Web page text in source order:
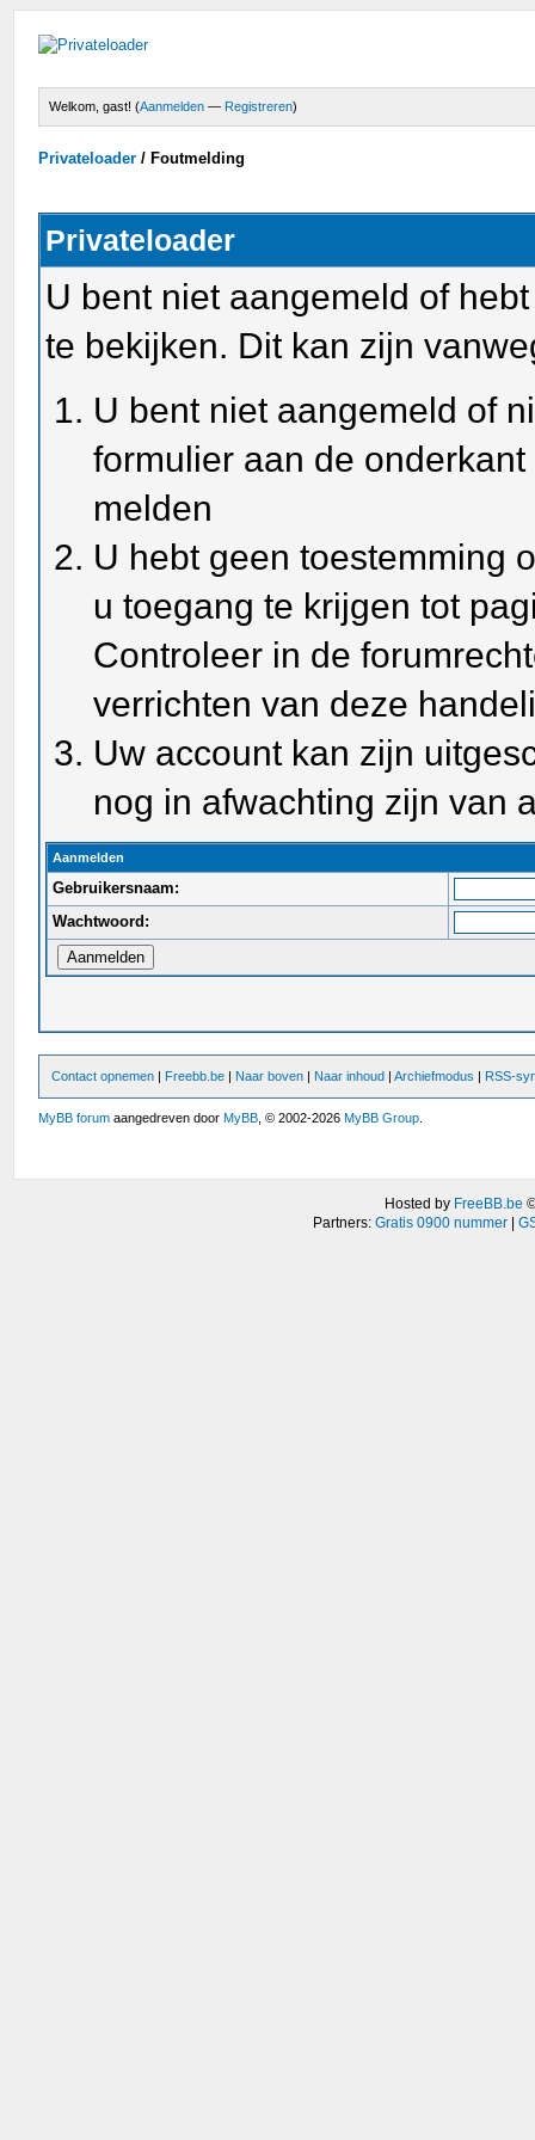
Welkom, gast! (Aanmelden — Registreren)
Privateloader / Foutmelding
Privateloader
U bent niet aangemeld of
te bekijken. Dit kan zijn
U bent niet aangemeld of
formulier aan de
melden
U hebt geen toestemming
u toegang te krijgen tot
Controleer in de
verrichten van deze
Uw account kan zijn
nog in afwachting zijn van
Aanmelden
Gebruikersnaam:
Wachtwoord:
Contact opnemen | Freebb.be | Naar boven | Naar inhoud |Archiefmodus | RSS-
MyBB forum aangedreven doorMyBB , © 2002-2026MyBB Group
Hosted by FreeBB.be
Partners: Gratis 0900 nummer|